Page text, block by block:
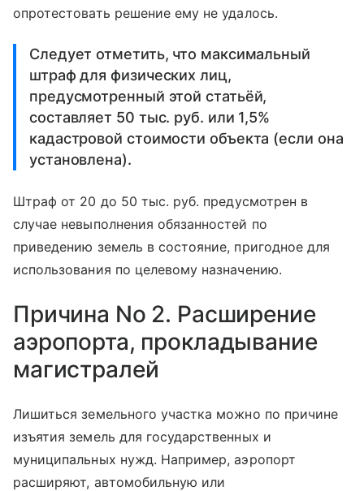
опротестовать решение ему не удалось.
Следует отметить, что максимальный
штраф для физических лиц,
предусмотренный этой статьёй,
составляет 50 тыс. руб. или 1,5%
кадастровой стоимости объекта (если она
установлена).
Штраф от 20 до 50 тыс. руб. предусмотрен в
случае невыполнения обязанностей по
приведению земель в состояние, пригодное для
использования по целевому назначению.
Причина No 2. Расширение
аэропорта, прокладывание
магистралей
Лишиться земельного участка можно по причине
изъятия земель для государственных и
муниципальных нужд. Например, аэропорт
расширяют, автомобильную или